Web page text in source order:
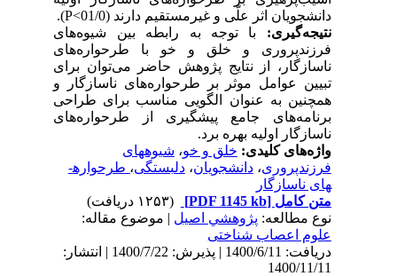
دانشجویان اثر علّی و غیرمستقیم دارند (01/0
>
P
).
نتیجه­‌گیری:
با توجه به رابطه بین شیوههای
فرزندپروری و خلق و خو با
طرحواره‌های
ناسازگار، از نتایج پژوهش حاضر میتوان برای
تبیین عوامل موثر بر طرحواره‌های ناسازگار و
همچنین به عنوان الگویی مناسب برای طراحی
برنامه‌های جامع پیشگیری از طرحواره‌های
ناسازگار اولیه بهره برد.
واژه‌های کلیدی:خلق و خو،شیوه­های
فرزندپروری،دانشجویان،دلبستگی،طرحواره­
های ناسازگار
متن کامل[PDF 1145 kb]
نوع مطالعه:پژوهشي اصیل| موضوع مقاله:
علوم اعصاب شناختی
دریافت: 1400/6/11 | پذیرش: 1400/7/22 | انتشار:
1400/11/11